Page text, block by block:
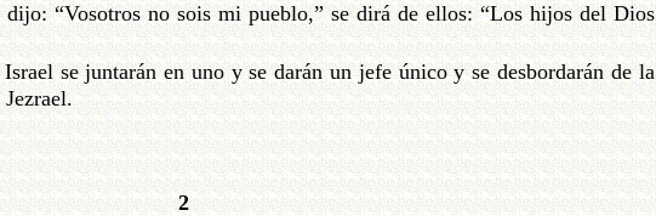
“Vosotros no sois mi pueblo,” se dirá de ellos: “Los hijos del Dios
se juntarán en uno y se darán un jefe único y se desbordarán de la
2